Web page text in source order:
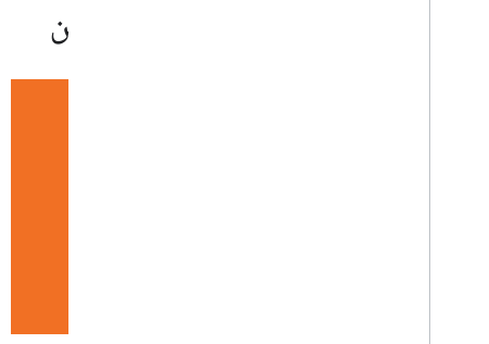
إتاحة محتوى عالمي للمستخدمين